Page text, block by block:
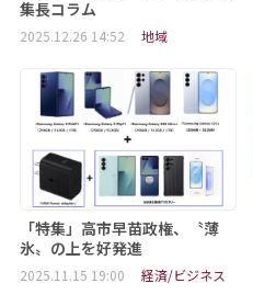
集長コラム
2025.12.26 14:52 地域
「特集」高市早苗政権、〝薄
氷〟の上を好発進
2025.11.15 19:00 経済/ビジネス